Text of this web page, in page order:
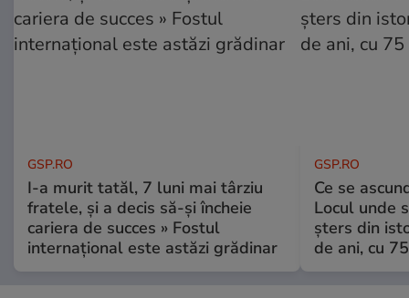
GSP.RO
I-a murit tatăl, 7 luni mai târziu
fratele, și a decis să-și încheie
cariera de succes » Fostul
internațional este astăzi grădinar
GSP.RO
Ce se
Locul unde
șters din
de ani, cu